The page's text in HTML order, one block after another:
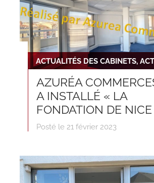
AZURÉA
A INSTALLÉ « LA
FONDATION DE
Posté le 21 février 2023